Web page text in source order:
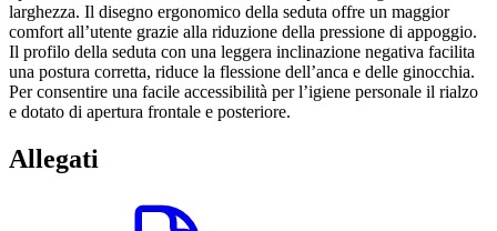
larghezza. Il disegno ergonomico della seduta offre un maggior
comfort all’utente grazie alla riduzione della pressione di appoggio.
Il profilo della seduta con una leggera inclinazione negativa facilita
una postura corretta, riduce la flessione dell’anca e delle ginocchia.
Per consentire una facile accessibilità per l’igiene personale il rialzo
e dotato di apertura frontale e posteriore.
Allegati